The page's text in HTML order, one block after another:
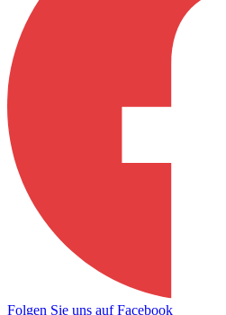
Folgen Sie uns auf Facebook